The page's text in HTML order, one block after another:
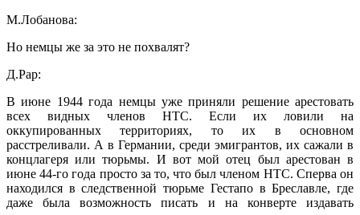
М.Лобанова:
Но немцы же за это не похвалят?
Д.Рар:
В июне 1944 года немцы уже приняли решение арестовать
всех видных членов НТС. Если их ловили на
оккупированных территориях, то их в основном
расстреливали. А в Германии, среди эмигрантов, их сажали в
концлагеря или тюрьмы. И вот мой отец был арестован в
июне 44-го года просто за то, что был членом НТС. Сперва он
находился в следственной тюрьме Гестапо в Бреславле, где
даже была возможность писать и на конверте издавать